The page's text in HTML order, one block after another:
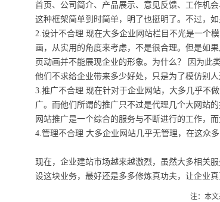
首页、公司简介、产品展示、意见反馈、工作机会
这种框架简单到时简单，明了也挺明了。不过，
2.设计不合理 现在大多企业网站栏目不光是一个
画，从实用的角度来考虑，不是很合理。但是如
页动画并不能展现企业的形象。为什么？ 因为此
他们不求给企业带来多少好处，只是为了模仿别
3.推广不合理 现在针对于企业网站，大多几乎不
广。而他们所谓的推广只不过是代理几个大网站
网站推广是一个综合的服务与不断进行的工作，
4.管理不合理 大多企业网站几乎无管理，在这众
现在，企业建站市场越来越激烈，虽然大多相关
设这块业务，最好还是多多修炼真功夫，让企业
注：本